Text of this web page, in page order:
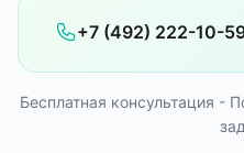
+7 (492) 222-10-
Бесплатная консультация -